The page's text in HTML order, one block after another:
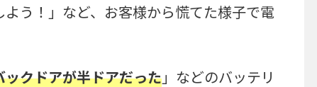
う！」など、お客様から慌てた様子で電
ックドアが半ドアだった」などのバッテリ